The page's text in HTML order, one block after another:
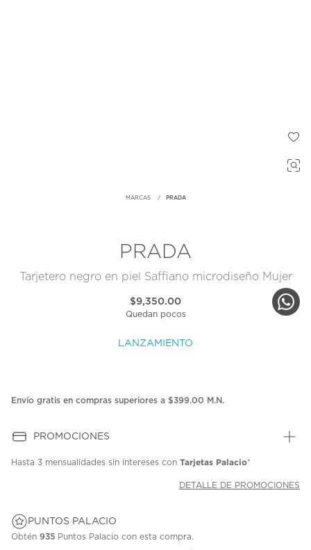
MARCAS PRADA
PRADA
Tarjetero negro en piel Saffiano microdiseño Mujer
$9,350.00
Quedan pocos
LANZAMIENTO
Envío gratis en compras superiores a $399.00 M.N.
PROMOCIONES
Hasta 3 mensualidades sin intereses con Tarjetas Palacio*
DETALLE DE PROMOCIONES
PUNTOS PALACIO
Obtén 935 Puntos Palacio con esta compra.